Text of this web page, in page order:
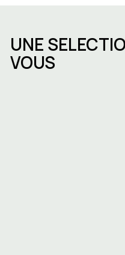
UNE
VOUS